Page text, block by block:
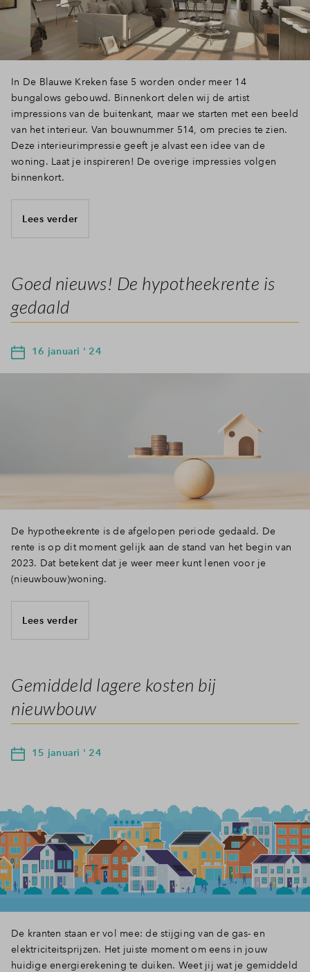
In De Blauwe Kreken fase 5 worden onder meer 14
bungalows gebouwd. Binnenkort delen wij de artist
impressions van de buitenkant, maar we starten met een beeld
van het interieur. Van bouwnummer 514, om precies te zien.
Deze interieurimpressie geeft je alvast een idee van de
woning. Laat je inspireren! De overige impressies volgen
binnenkort.
Lees verder
Goed nieuws! De hypotheekrente is
gedaald
16 januari ' 24
De hypotheekrente is de afgelopen periode gedaald. De
rente is op dit moment gelijk aan de stand van het begin van
2023. Dat betekent dat je weer meer kunt lenen voor je
(nieuwbouw)woning.
Lees verder
Gemiddeld lagere kosten bij
nieuwbouw
15 januari ' 24
De kranten staan er vol mee: de stijging van de gas- en
elektriciteitsprijzen. Het juiste moment om eens in jouw
huidige energierekening te duiken. Weet jij wat je gemiddeld